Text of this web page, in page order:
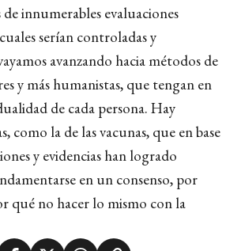
de innumerables evaluaciones
serían controladas y
avanzando hacia métodos de
y más humanistas, que tengan en
de cada persona. Hay
como la de las vacunas, que en base
y evidencias han logrado
en un consenso, por
qué no hacer lo mismo con la